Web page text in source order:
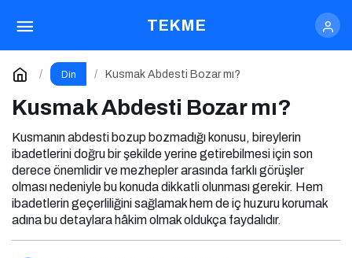
TEKME
Din Kusmak Abdesti Bozar mı?
Kusmak Abdesti Bozar mı?
Kusmanın abdesti bozup bozmadığı konusu, bireylerin
ibadetlerini doğru bir şekilde yerine getirebilmesi için son
derece önemlidir ve mezhepler arasında farklı görüşler
olması nedeniyle bu konuda dikkatli olunması gerekir. Hem
ibadetlerin geçerliliğini sağlamak hem de iç huzuru korumak
adına bu detaylara hâkim olmak oldukça faydalıdır.
Kusmak Abdesti Bozar mı?